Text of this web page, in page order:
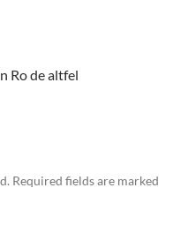
Ro de altfel
Required fields are marked